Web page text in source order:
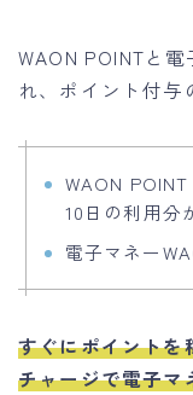
WAON POINTと
れ、ポイント付与
WAON
10日の利用分
電子マネー
すぐにポイントを
チャージで電子マ